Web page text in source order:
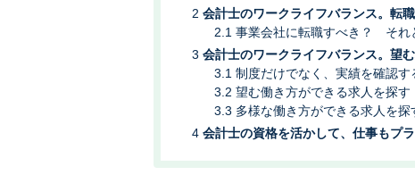
会計士のワークライフバランス。転
事業会社に転職すべき？ それ
会計士のワークライフバランス。望
制度だけでなく、実績を確認す
望む働き方ができる求人を探す
多様な働き方ができる求人を探
会計士の資格を活かして、仕事もプ